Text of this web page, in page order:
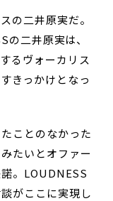
の二井原実だ。
二井原実は、
るヴォーカリス
きっかけとなっ
ことのなかった
たいとオファー
。LOUDNESS
がここに実現し